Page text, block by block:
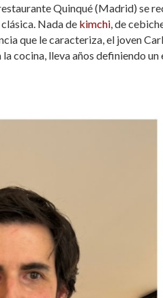
Quinqué (Madrid) se
Nada de kimchi , de
que le caracteriza, el joven
cocina, lleva años definiendo